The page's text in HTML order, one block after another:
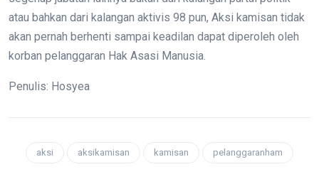
atau bahkan dari kalangan aktivis 98 pun, Aksi kamisan tidak
akan pernah berhenti sampai keadilan dapat diperoleh oleh
korban pelanggaran Hak Asasi Manusia.
Penulis: Hosyea
aksi aksikamisan kamisan pelanggaranham